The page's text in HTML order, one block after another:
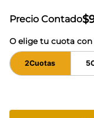
Precio Contado$
O elige tu cuota con
2Cuotas 5